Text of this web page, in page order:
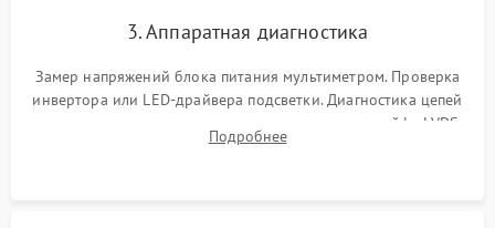
3. Аппаратная диагностика
Замер напряжений блока питания мультиметром. Проверка
инвертора или LED-драйвера подсветки. Диагностика цепей
питания скалера и тестирование сигналов на шлейфе LVDS
Подробнее